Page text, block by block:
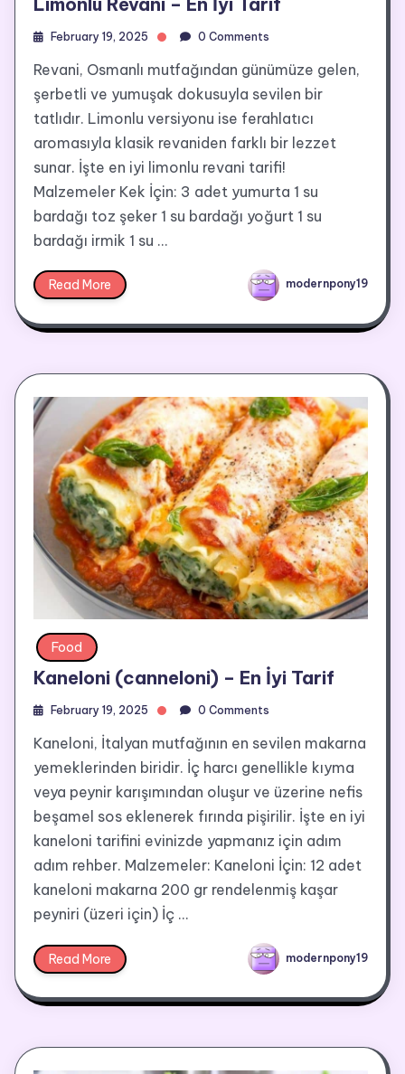
February 19, 2025 0 Comments
Revani, Osmanlı mutfağından günümüze gelen,
şerbetli ve yumuşak dokusuyla sevilen bir
tatlıdır. Limonlu versiyonu ise ferahlatıcı
aromasıyla klasik revaniden farklı bir lezzet
sunar. İşte en iyi limonlu revani tarifi!
Malzemeler Kek İçin: 3 adet yumurta 1 su
bardağı toz şeker 1 su bardağı yoğurt 1 su
bardağı irmik 1 su …
Read More modernpony19
Food
Kaneloni (canneloni) – En İyi Tarif
February 19, 2025 0 Comments
Kaneloni, İtalyan mutfağının en sevilen makarna
yemeklerinden biridir. İç harcı genellikle kıyma
veya peynir karışımından oluşur ve üzerine nefis
beşamel sos eklenerek fırında pişirilir. İşte en iyi
kaneloni tarifini evinizde yapmanız için adım
adım rehber. Malzemeler: Kaneloni İçin: 12 adet
kaneloni makarna 200 gr rendelenmiş kaşar
peyniri (üzeri için) İç …
Read More modernpony19